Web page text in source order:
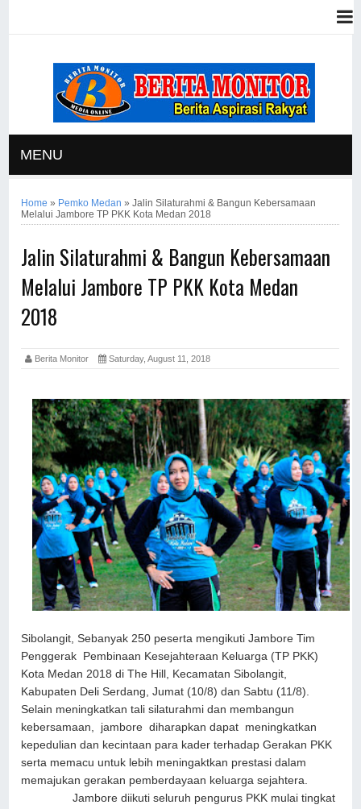
MENU
Home » Pemko Medan »Jalin Silaturahmi & Bangun Kebersamaan
Melalui Jambore TP PKK Kota Medan 2018
Jalin Silaturahmi & Bangun Kebersamaan
Melalui Jambore TP PKK Kota Medan
2018
Berita Monitor Saturday, August 11, 2018
Sibolangit,Sebanyak 250 peserta mengikuti Jambore Tim
Penggerak Pembinaan Kesejahteraan Keluarga (TP PKK)
Kota Medan 2018 di The Hill, Kecamatan Sibolangit,
Kabupaten Deli Serdang, Jumat (10/8) dan Sabtu (11/8).
Selain meningkatkan tali silaturahmi dan membangun
kebersamaan, jambore diharapkan dapat meningkatkan
kepedulian dan kecintaan para kader terhadap Gerakan PKK
serta memacu untuk lebih meningaktkan prestasi dalam
memajukan gerakan pemberdayaan keluarga sejahtera.
Jambore diikuti seluruh pengurus PKK mulai tingkat